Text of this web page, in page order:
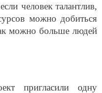
человек талантлив,
можно добиться
можно больше людей
пригласили одну